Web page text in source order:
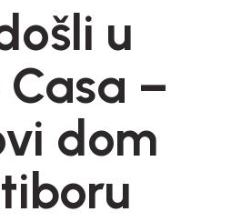
u
–
dom